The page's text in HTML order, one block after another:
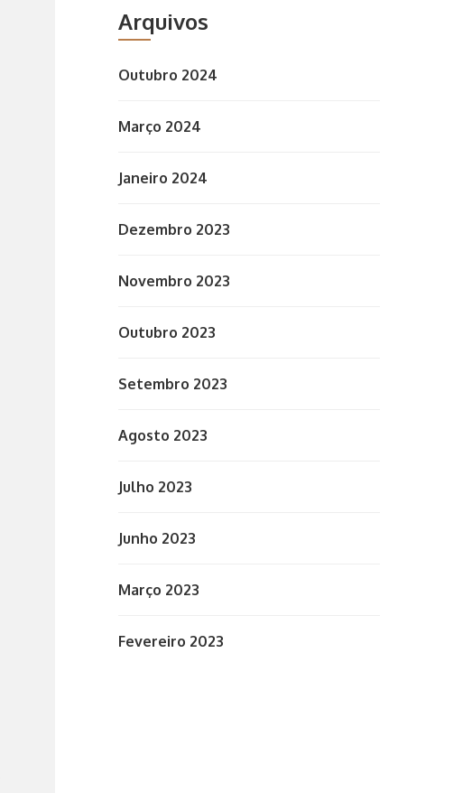
Arquivos
Outubro 2024
Março 2024
Janeiro 2024
Dezembro 2023
Novembro 2023
Outubro 2023
Setembro 2023
Agosto 2023
Julho 2023
Junho 2023
Março 2023
Fevereiro 2023